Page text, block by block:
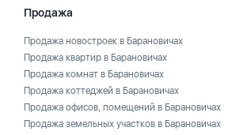
Продажа
Продажа новостроек в Барановичах
Продажа квартир в Барановичах
Продажа комнат в Барановичах
Продажа коттеджей в Барановичах
Продажа офисов, помещений в Барановичах
Продажа земельных участков в Барановичах